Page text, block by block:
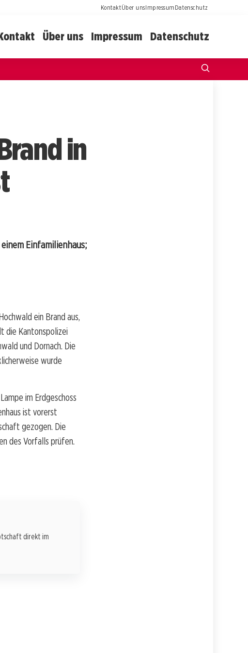
KontaktÜber unsImpressumDatenschutz
Über uns Impressum Datenschutz
in
Einfamilienhaus;
ein Brand aus,
die Kantonspolizei
und Dornach. Die
wurde
im Erdgeschoss
ist vorerst
gezogen. Die
des Vorfalls prüfen.
direkt im